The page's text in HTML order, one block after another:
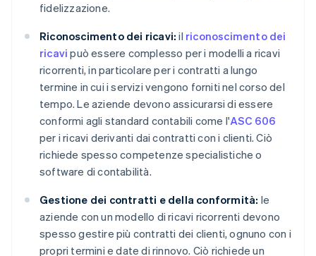
fidelizzazione.
Riconoscimento dei ricavi: il riconoscimento dei
ricavi può essere complesso per i modelli a ricavi
ricorrenti, in particolare per i contratti a lungo
termine in cui i servizi vengono forniti nel corso del
tempo. Le aziende devono assicurarsi di essere
conformi agli standard contabili come l'ASC 606
per i ricavi derivanti dai contratti con i clienti. Ciò
richiede spesso competenze specialistiche o
software di contabilità.
Gestione dei contratti e della conformità: le
aziende con un modello di ricavi ricorrenti devono
spesso gestire più contratti dei clienti, ognuno con i
propri termini e date di rinnovo. Ciò richiede un